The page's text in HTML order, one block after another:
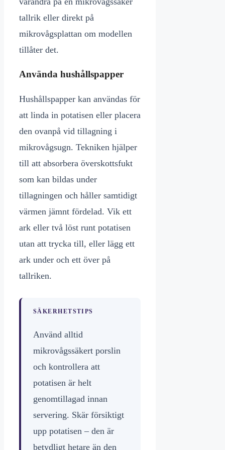
tallrik eller direkt på
mikrovågsplattan om modellen
tillåter det.
Använda hushållspapper
Hushållspapper kan användas för
att linda in potatisen eller placera
den ovanpå vid tillagning i
mikrovågsugn. Tekniken hjälper
till att absorbera överskottsfukt
som kan bildas under
tillagningen och håller samtidigt
värmen jämnt fördelad. Vik ett
ark eller två löst runt potatisen
utan att trycka till, eller lägg ett
ark under och ett över på
tallriken.
SÄKERHETSTIPS
Använd alltid
mikrovågssäkert porslin
och kontrollera att
potatisen är helt
genomtillagad innan
servering. Skär försiktigt
upp potatisen – den är
betydligt hetare än den